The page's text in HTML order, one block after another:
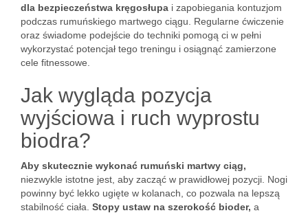
dla bezpieczeństwa kręgosłupa i zapobiegania kontuzjom
podczas rumuńskiego martwego ciągu. Regularne ćwiczenie
oraz świadome podejście do techniki pomogą ci w pełni
wykorzystać potencjał tego treningu i osiągnąć zamierzone
cele fitnessowe.
Jak wygląda pozycja
wyjściowa i ruch wyprostu
biodra?
Aby skutecznie wykonać rumuński martwy ciąg,
niezwykle istotne jest, aby zacząć w prawidłowej pozycji. Nogi
powinny być lekko ugięte w kolanach, co pozwala na lepszą
stabilność ciała. Stopy ustaw na szerokość bioder, a